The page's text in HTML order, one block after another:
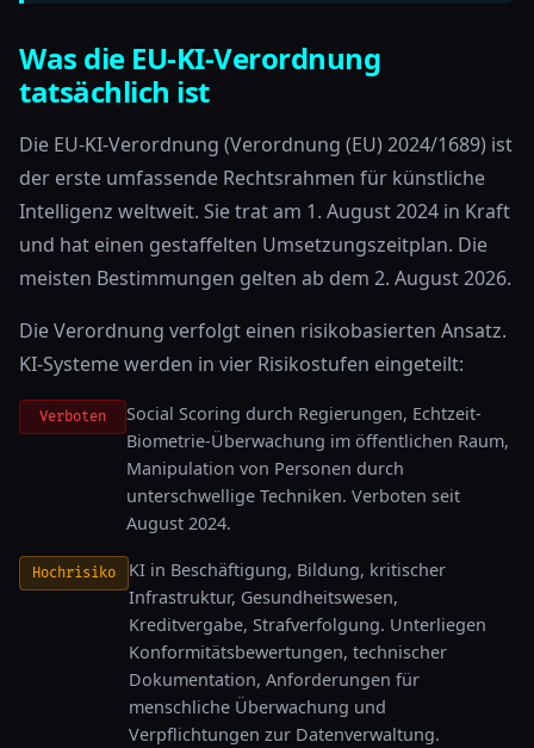
Was die EU-KI-Verordnung
tatsächlich ist
Die EU-KI-Verordnung (Verordnung (EU) 2024/1689) ist
der erste umfassende Rechtsrahmen für künstliche
Intelligenz weltweit. Sie trat am 1. August 2024 in Kraft
und hat einen gestaffelten Umsetzungszeitplan. Die
meisten Bestimmungen gelten ab dem 2. August 2026.
Die Verordnung verfolgt einen risikobasierten Ansatz.
KI-Systeme werden in vier Risikostufen eingeteilt:
Verboten
Social Scoring durch Regierungen, Echtzeit-
Biometrie-Überwachung im öffentlichen Raum,
Manipulation von Personen durch
unterschwellige Techniken. Verboten seit
August 2024.
Hochrisiko
KI in Beschäftigung, Bildung, kritischer
Infrastruktur, Gesundheitswesen,
Kreditvergabe, Strafverfolgung. Unterliegen
Konformitätsbewertungen, technischer
Dokumentation, Anforderungen für
menschliche Überwachung und
Verpflichtungen zur Datenverwaltung.